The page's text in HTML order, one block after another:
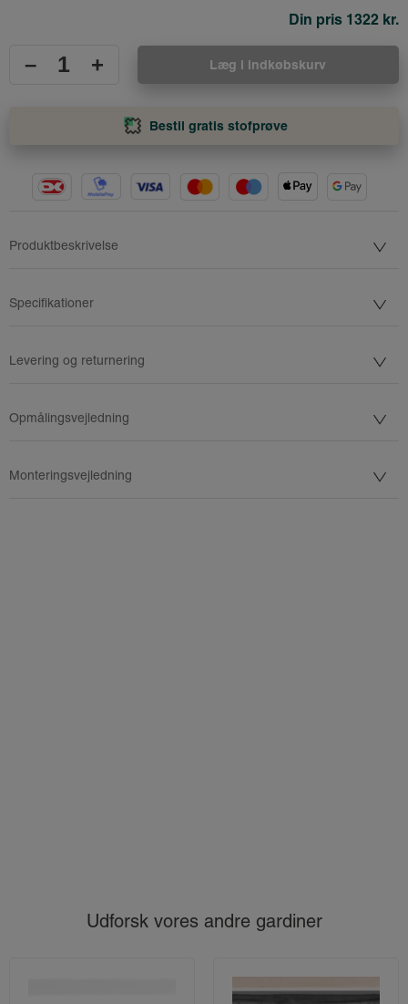
Din pris 1322 kr.
– + Læg i indkøbskurv
Bestil gratis stofprøve
Produktbeskrivelse
Specifikationer
Levering og returnering
Opmålingsvejledning
Monteringsvejledning
Udforsk vores andre gardiner